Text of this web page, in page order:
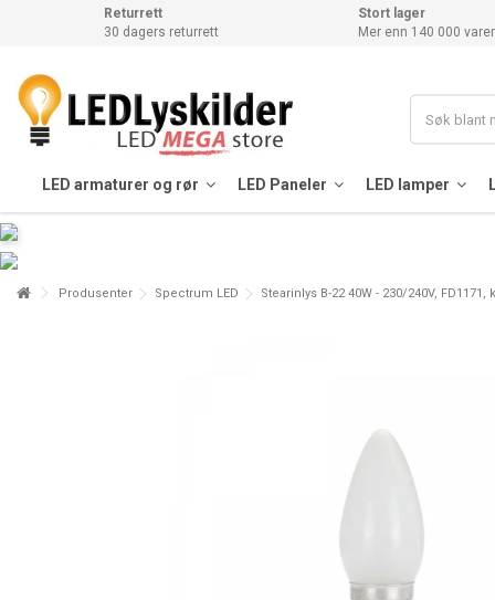
Returrett
30 dagers returrett
Stort lager
Mer enn 140 000
LED armaturer og rør LED Paneler LED lamper
Produsenter Spectrum LED Stearinlys B-22 40W - 230/240V, FD1171,